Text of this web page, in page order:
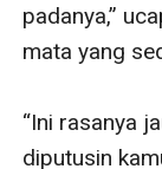
padanya,”
mata yang
“Ini rasanya
diputusin